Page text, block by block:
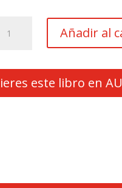
Añadir al
este libro en